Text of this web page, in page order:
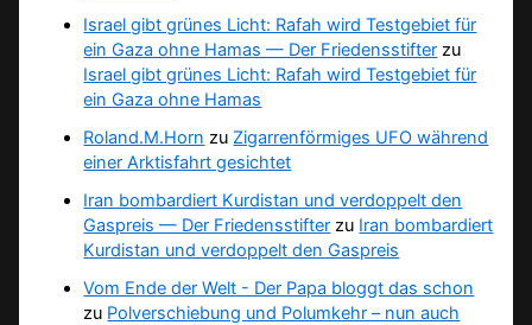
Israel gibt grünes Licht: Rafah wird Testgebiet für
ein Gaza ohne Hamas — Der Friedensstifter zu
Israel gibt grünes Licht: Rafah wird Testgebiet für
ein Gaza ohne Hamas
Roland.M.Horn zu Zigarrenförmiges UFO während
einer Arktisfahrt gesichtet
Iran bombardiert Kurdistan und verdoppelt den
Gaspreis — Der Friedensstifter zu Iran bombardiert
Kurdistan und verdoppelt den Gaspreis
Vom Ende der Welt - Der Papa bloggt das schon
zu Polverschiebung und Polumkehr – nun auch